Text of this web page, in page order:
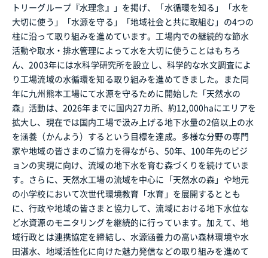
トリーグループ『水理念』」を掲げ、「水循環を知る」「水を
大切に使う」「水源を守る」「地域社会と共に取組む」の4つの
柱に沿って取り組みを進めています。工場内での継続的な節水
活動や取水・排水管理によって水を大切に使うことはもちろ
ん、2003年には水科学研究所を設立し、科学的な水文調査によ
り工場流域の水循環を知る取り組みを進めてきました。また同
年に九州熊本工場にて水源を守るために開始した「天然水の
森」活動は、2026年までに国内27カ所、約12,000haにエリアを
拡大し、現在では国内工場で汲み上げる地下水量の2倍以上の水
を涵養（かんよう）するという目標を達成。多様な分野の専門
家や地域の皆さまのご協力を得ながら、50年、100年先のビジ
ョンの実現に向け、流域の地下水を育む森づくりを続けていま
す。さらに、天然水工場の流域を中心に「天然水の森」や地元
の小学校において次世代環境教育「水育」を展開するととも
に、行政や地域の皆さまと協力して、流域における地下水位な
ど水資源のモニタリングを継続的に行っています。加えて、地
域行政とは連携協定を締結し、水源涵養力の高い森林環境や水
田湛水、地域活性化に向けた魅力発信などの取り組みを進めて